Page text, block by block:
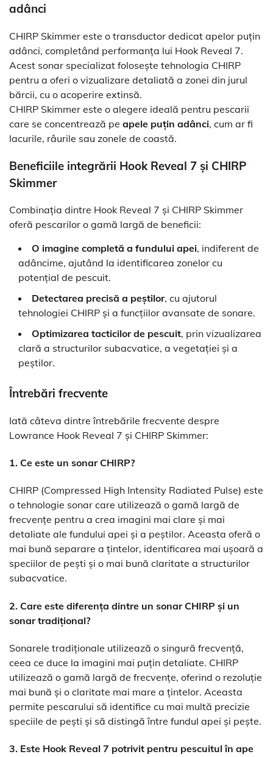
adânci
CHIRP Skimmer este o transductor dedicat apelor puțin
adânci, completând performanța lui Hook Reveal 7.
Acest sonar specializat folosește tehnologia CHIRP
pentru a oferi o vizualizare detaliată a zonei din jurul
bărcii, cu o acoperire extinsă.
CHIRP Skimmer este o alegere ideală pentru pescarii
care se concentrează pe apele puțin adânci, cum ar fi
lacurile, râurile sau zonele de coastă.
Beneficiile integrării Hook Reveal 7 și CHIRP
Skimmer
Combinația dintre Hook Reveal 7 și CHIRP Skimmer
oferă pescarilor o gamă largă de beneficii:
O imagine completă a fundului apei, indiferent de
adâncime, ajutând la identificarea zonelor cu
potențial de pescuit.
Detectarea precisă a peștilor, cu ajutorul
tehnologiei CHIRP și a funcțiilor avansate de sonare.
Optimizarea tacticilor de pescuit, prin vizualizarea
clară a structurilor subacvatice, a vegetației și a
peștilor.
Întrebări frecvente
Iată câteva dintre întrebările frecvente despre
Lowrance Hook Reveal 7 și CHIRP Skimmer:
1. Ce este un sonar CHIRP?
CHIRP (Compressed High Intensity Radiated Pulse) este
o tehnologie sonar care utilizează o gamă largă de
frecvențe pentru a crea imagini mai clare și mai
detaliate ale fundului apei și a peștilor. Aceasta oferă o
mai bună separare a țintelor, identificarea mai ușoară a
speciilor de pești și o mai bună claritate a structurilor
subacvatice.
2. Care este diferența dintre un sonar CHIRP și un
sonar tradițional?
Sonarele tradiționale utilizează o singură frecvență,
ceea ce duce la imagini mai puțin detaliate. CHIRP
utilizează o gamă largă de frecvențe, oferind o rezoluție
mai bună și o claritate mai mare a țintelor. Aceasta
permite pescarului să identifice cu mai multă precizie
speciile de pești și să distingă între fundul apei și pește.
3. Este Hook Reveal 7 potrivit pentru pescuitul în ape